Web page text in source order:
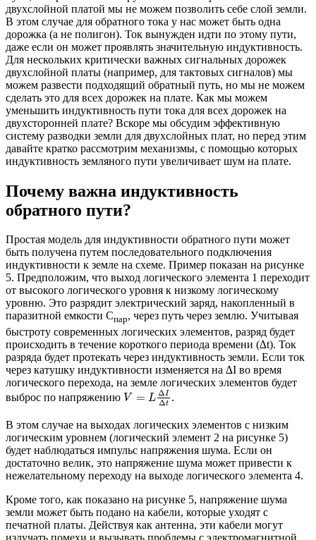
двухслойной платой мы не можем позволить себе слой земли.
В этом случае для обратного тока у нас может быть одна
дорожка (а не полигон). Ток вынужден идти по этому пути,
даже если он может проявлять значительную индуктивность.
Для нескольких критически важных сигнальных дорожек
двухслойной платы (например, для тактовых сигналов) мы
можем развести подходящий обратный путь, но мы не можем
сделать это для всех дорожек на плате. Как мы можем
уменьшить индуктивность пути тока для всех дорожек на
двухсторонней плате? Вскоре мы обсудим эффективную
систему разводки земли для двухслойных плат, но перед этим
давайте кратко рассмотрим механизмы, с помощью которых
индуктивность земляного пути увеличивает шум на плате.
Почему важна индуктивность
обратного пути?
Простая модель для индуктивности обратного пути может
быть получена путем последовательного подключения
индуктивности к земле на схеме. Пример показан на рисунке
5. Предположим, что выход логического элемента 1 переходит
от высокого логического уровня к низкому логическому
уровню. Это разрядит электрический заряд, накопленный в
паразитной емкости Cпар, через путь через землю. Учитывая
быстроту современных логических элементов, разряд будет
происходить в течение короткого периода времени (∆t). Ток
разряда будет протекать через индуктивность земли. Если ток
через катушку индуктивности изменяется на ∆I во время
логического перехода, на земле логических элементов будет
выброс по напряжению V = L ΔI
Δt
V=L∆I∆t
.
В этом случае на выходах логических элементов с низким
логическим уровнем (логический элемент 2 на рисунке 5)
будет наблюдаться импульс напряжения шума. Если он
достаточно велик, это напряжение шума может привести к
нежелательному переходу на выходе логического элемента 4.
Кроме того, как показано на рисунке 5, напряжение шума
земли может быть подано на кабели, которые уходят с
печатной платы. Действуя как антенна, эти кабели могут
излучать помехи и вызывать проблемы с электромагнитной